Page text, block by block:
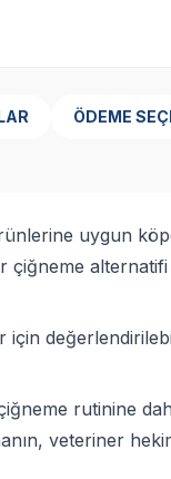
ÖDEME
uygun
rutinine
veteriner